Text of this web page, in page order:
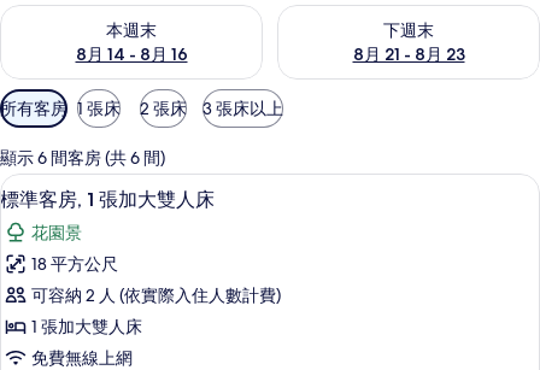
本週末
8月 14 - 8月 16
查看本週末 (8月 14 - 8月 16) 的供應情況
下週末
8月 21 - 8月 23
查看下週末 (8月 21 - 8月 23)
可
用
的
客
房
篩
選
條
所有客房 1 張床 2 張床 3 張床以上
顯示 6 間客房 (共 6 間)
顯
示
標
準
客
房,
17
標準客房, 1 張加大雙人床
花園景
18 平方公尺
可容納 2 人 (依實際入住人數計費)
1 張加大雙人床
免費無線上網